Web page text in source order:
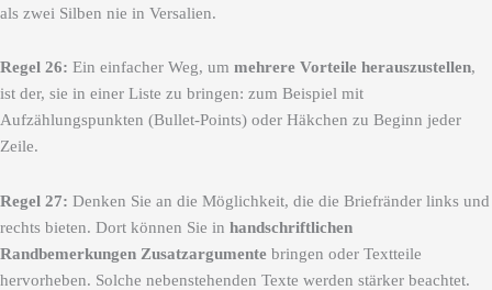
als zwei Silben nie in Versalien.
Regel 26: Ein einfacher Weg, um mehrere Vorteile herauszustellen,
ist der, sie in einer Liste zu bringen: zum Beispiel mit
Aufzählungspunkten (Bullet-Points) oder Häkchen zu Beginn jeder
Zeile.
Regel 27: Denken Sie an die Möglichkeit, die die Briefränder links und
rechts bieten. Dort können Sie in handschriftlichen
Randbemerkungen Zusatzargumente bringen oder Textteile
hervorheben. Solche nebenstehenden Texte werden stärker beachtet.